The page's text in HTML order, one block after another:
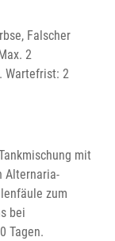
Falscher
2
Wartefrist: 2
mit
Alternaria-
zum
bei
Tagen.